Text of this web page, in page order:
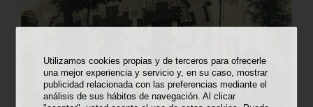
Utilizamos cookies propias y de terceros para ofrecerle
una mejor experiencia y servicio y, en su caso, mostrar
publicidad relacionada con las preferencias mediante el
análisis de sus hábitos de navegación. Al clicar